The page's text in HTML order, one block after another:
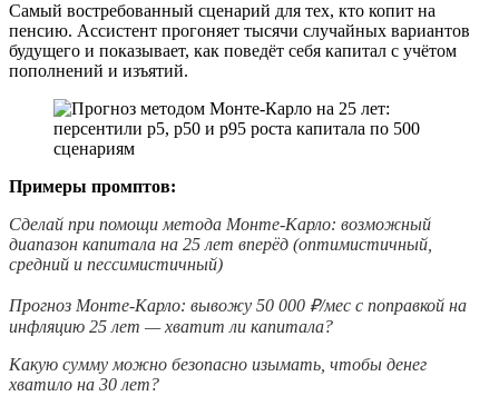
Самый востребованный сценарий для тех, кто копит на
пенсию. Ассистент прогоняет тысячи случайных вариантов
будущего и показывает, как поведёт себя капитал с учётом
пополнений и изъятий.
Примеры промптов:
Сделай при помощи метода Монте-Карло: возможный
диапазон капитала на 25 лет вперёд (оптимистичный,
средний и пессимистичный)
Прогноз Монте-Карло: вывожу 50 000 ₽/мес с поправкой на
инфляцию 25 лет — хватит ли капитала?
Какую сумму можно безопасно изымать, чтобы денег
хватило на 30 лет?